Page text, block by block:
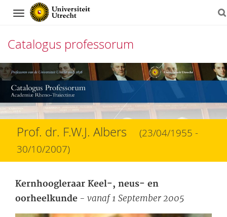
Navigation
Catalogus professorum
Direct
naar
het
inhoud
Prof. dr. F.W.J. Albers
(23/04/1955 -
30/10/2007)
Kernhoogleraar Keel-, neus- en
oorheelkunde - vanaf 1 September 2005